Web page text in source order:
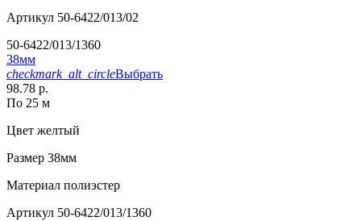
Артикул 50-6422/013/02
50-6422/013/1360
38мм
checkmark_alt_circleВыбрать
98.78 р.
По 25 м
Цвет желтый
Размер 38мм
Материал полиэстер
Артикул 50-6422/013/1360